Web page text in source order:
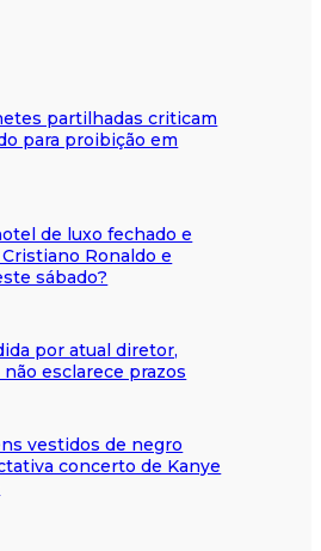
partilhadas criticam
para proibição em
de luxo fechado e
Ronaldo e
sábado?
por atual diretor,
esclarece prazos
vestidos de negro
concerto de Kanye